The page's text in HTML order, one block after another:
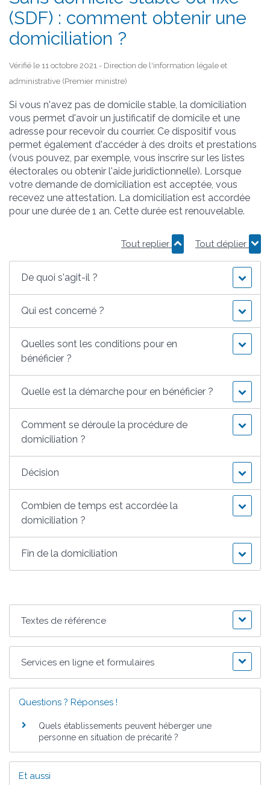
(SDF) : comment obtenir une
domiciliation ?
Vérifié le 11 octobre 2021 - Direction de l'information légale et
administrative (Premier ministre)
Si vous n'avez pas de domicile stable, la domiciliation
vous permet d'avoir un justificatif de domicile et une
adresse pour recevoir du courrier. Ce dispositif vous
permet également d'accéder à des droits et prestations
(vous pouvez, par exemple, vous inscrire sur les listes
électorales ou obtenir l'aide juridictionnelle). Lorsque
votre demande de domiciliation est acceptée, vous
recevez une attestation. La domiciliation est accordée
pour une durée de 1 an. Cette durée est renouvelable.
Tout replier Tout déplier
De quoi s'agit-il ?
Qui est concerné ?
Quelles sont les conditions pour en
bénéficier ?
Quelle est la démarche pour en bénéficier ?
Comment se déroule la procédure de
domiciliation ?
Décision
Combien de temps est accordée la
domiciliation ?
Fin de la domiciliation
Textes de référence
Services en ligne et formulaires
Questions ? Réponses !
Quels établissements peuvent héberger une
personne en situation de précarité ?
Et aussi